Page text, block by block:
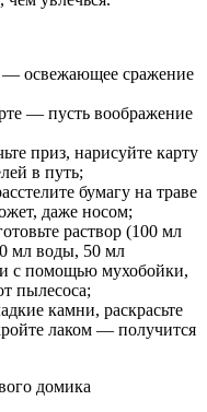
— освежающее сражение
— пусть воображение
приз, нарисуйте карту
в путь;
бумагу на траве
даже носом;
раствор (100 мл
мл воды, 50 мл
с помощью мухобойки,
пылесоса;
камни, раскрасьте
лаком — получится
домика